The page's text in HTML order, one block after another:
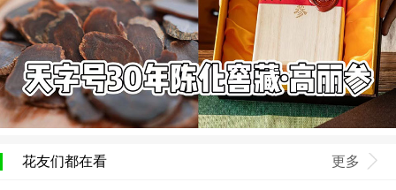
花友们都在看 更多